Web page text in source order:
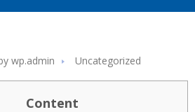
wp.admin Uncategorized
Content